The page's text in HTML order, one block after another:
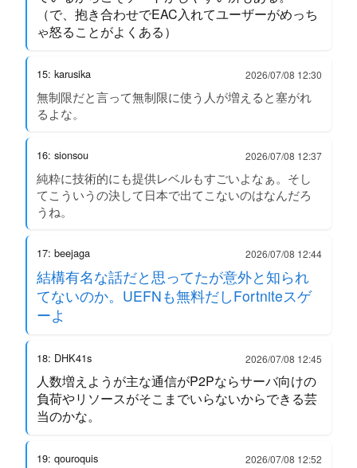
（で、抱き合わせでEAC入れてユーザーがめっち
ゃ怒ることがよくある）
15: karusika 2026/07/08 12:30
無制限だと言って無制限に使う人が増えると塞がれ
るよな。
16: sionsou 2026/07/08 12:37
純粋に技術的にも提供レベルもすごいよなぁ。そし
てこういうの決して日本で出てこないのはなんだろ
うね。
17: beejaga 2026/07/08 12:44
結構有名な話だと思ってたが意外と知られ
てないのか。UEFNも無料だしFortniteスゲ
ーよ
18: DHK41s 2026/07/08 12:45
人数増えようが主な通信がP2Pならサーバ向けの
負荷やリソースがそこまでいらないからできる芸
当のかな。
19: qouroquis 2026/07/08 12:52